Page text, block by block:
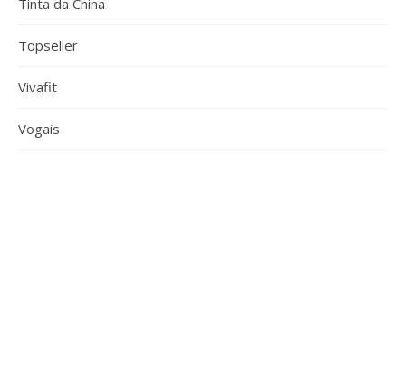
Tinta da China
Topseller
Vivafit
Vogais